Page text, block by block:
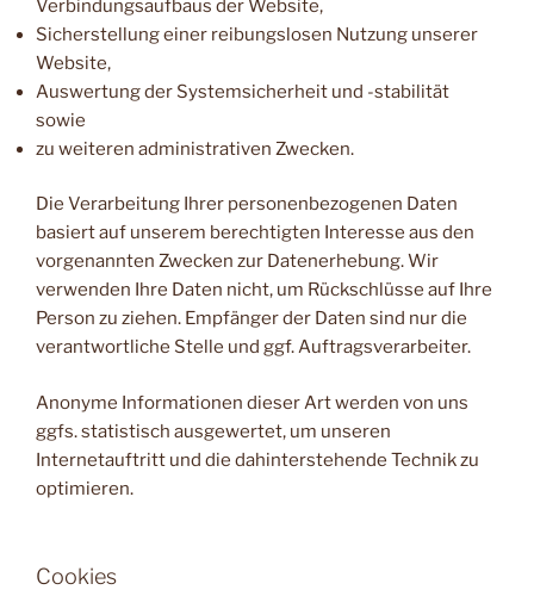
Verbindungsaufbaus der Website,
Sicherstellung einer reibungslosen Nutzung unserer
Website,
Auswertung der Systemsicherheit und -stabilität
sowie
zu weiteren administrativen Zwecken.
Die Verarbeitung Ihrer personenbezogenen Daten
basiert auf unserem berechtigten Interesse aus den
vorgenannten Zwecken zur Datenerhebung. Wir
verwenden Ihre Daten nicht, um Rückschlüsse auf Ihre
Person zu ziehen. Empfänger der Daten sind nur die
verantwortliche Stelle und ggf. Auftragsverarbeiter.
Anonyme Informationen dieser Art werden von uns
ggfs. statistisch ausgewertet, um unseren
Internetauftritt und die dahinterstehende Technik zu
optimieren.
Cookies